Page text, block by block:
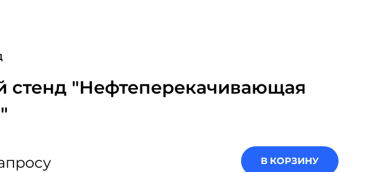
стенд "Нефтеперекачивающая
В КОРЗИНУ